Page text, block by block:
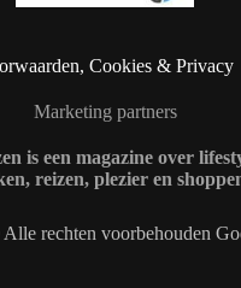
Cookies & Privacy
Marketing partners
is een magazine over
reizen, plezier en
rechten voorbehouden